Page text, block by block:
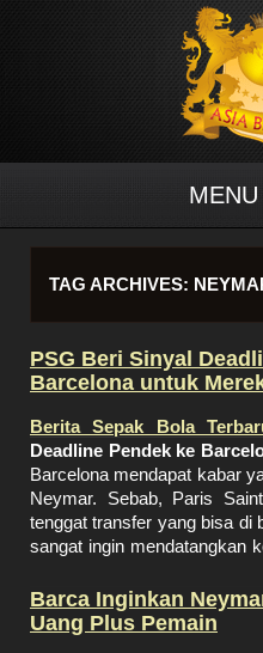
MENU
TAG ARCHIVES:
PSG Beri Sinyal
Barcelona untuk
Berita Sepak Bola
Deadline Pendek ke
Barcelona mendapat kabar
Neymar. Sebab, Paris
tenggat transfer yang bisa di
sangat ingin mendatangkan
Griezmann, Barcelona
untuk memperkuat tim yang
Spanyol ini sangat
Barca Inginkan
Uang Plus Pemain